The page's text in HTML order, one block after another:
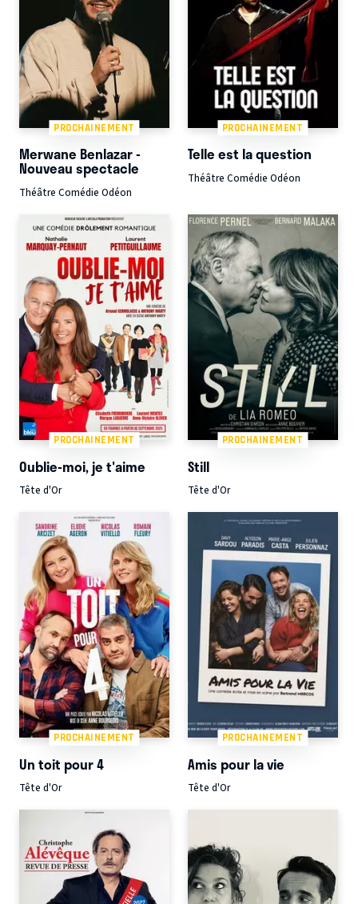
PROCHAINEMENT
Merwane Benlazar -
Nouveau spectacle
Théâtre Comédie Odéon
PROCHAINEMENT
Telle est la question
Théâtre Comédie Odéon
PROCHAINEMENT
Oublie-moi, je t'aime
Tête d'Or
PROCHAINEMENT
Still
Tête d'Or
PROCHAINEMENT
Un toit pour 4
Tête d'Or
PROCHAINEMENT
Amis pour la vie
Tête d'Or